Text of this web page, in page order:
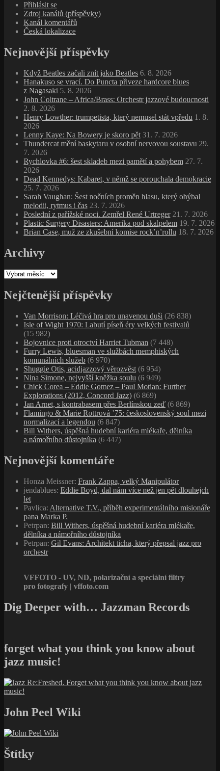
Přihlásit se
Zdroj kanálů (příspěvky)
Kanál komentářů
Česká lokalizace
Nejnovější příspěvky
Když Beatles začali znít jako Beatles 6. 8. 2026
Hanakuso se vrací. Do Puncta přiveze hardcore blues
z Nagasaki 5. 8. 2026
John Coltrane – Africa/Brass: Orchestr jazzové budoucnosti
2. 8. 2026
Henry Lowther: trumpetista, který nemusel stát vpředu 1. 8.
2026
Lenny Kaye: Na Bowery je skoro pět 31. 7. 2026
Thundercat mění baskytaru v osobní nervovou soustavu 29.
7. 2026
Rychlovka #6: šest skladeb mezi pamětí a pohybem 27. 7.
2026
Dead Kennedys: Kabaret, v němž se porouchala demokracie
25. 7. 2026
Sarah Vaughan: Šest nočních proměn hlasu, který ohýbal
melodii, rytmus i čas 23. 7. 2026
Poslední z pařížské noci. Zemřel René Urtreger 21. 7. 2026
Plastic Surgery Disasters: Amerika pod skalpelem 19. 7. 2026
Brian Case, muž ze zkušební komise rock’n’rollu 18. 7. 2026
Archivy
Archivy
Nejčtenější příspěvky
Van Morrison: Léčivá hra pro unavenou duši (26 838)
Isle of Wight 1970: Labutí píseň éry velkých festivalů
(15 982)
Bojovnice proti otroctví Harriet Tubman (7 448)
Furry Lewis, bluesman ve službách memphiských
komunálních služeb (6 970)
Shuggie Otis, acidjazzový věrozvěst (6 954)
Nina Simone, nejvyšší kněžka soulu (6 949)
Chick Corea – Eddie Gomez – Paul Motian: Further
Explorations (2012, Concord Jazz) (6 869)
Jan Arnet, s kontrabasem přes Berlínskou zeď (6 869)
Flamingo & Marie Rottrová ’75: československý soul mezi
normalizací a legendou (6 847)
Bill Withers, úspěšná hudební kariéra mlékaře, dělníka
a námořního důstojníka (6 447)
Nejnovější komentáře
Honza Meissner: Frank Zappa, velký Manipulátor
jendablues: Eddie Boyd, dal nám více než jen pět dlouhejch
let
Pavlica: Alternative T.V., příběh experimentálního misionáře
pana Marka P.
Petrpan: Bill Withers, úspěšná hudební kariéra mlékaře,
dělníka a námořního důstojníka
Petrpan: Gil Evans: Architekt ticha, který přepsal jazz pro
orchestr
VFFOTO - UV, ND, polarizační a speciální filtry
pro fotografy | vffoto.com
Dig Deeper with… Jazzman Records
forget what you think you know about
jazz music!
John Peel Wiki
Štítky